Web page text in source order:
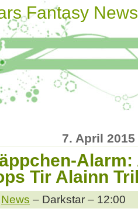
Fantasy News
7. April 2015
Alarm:
Tir Alainn
News – Darkstar – 12:00